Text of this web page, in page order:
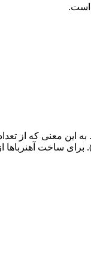
این معنی که از
ساخت آهنرباها